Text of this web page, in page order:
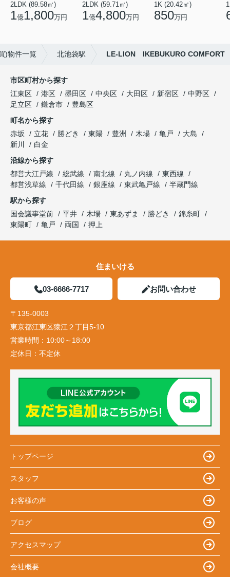
2LDK (89.58㎡)
1億1,800万円
2LDK (59.71㎡)
1億4,800万円
1K (20.42㎡)
850万円
)物件一覧 北池袋駅 LE-LION IKEBUKURO COMFORT
市区町村から探す
江東区
港区 墨田区 中央区 大田区 新宿区
中野区
足立区
鎌倉市
豊島区
町名から探す
赤坂
立花 勝どき 東陽 豊洲 木場 亀戸
大島
新川
白金
沿線から探す
都営大江戸線
総武線 南北線 丸ノ内線
東西線
都営浅草線
千代田線 銀座線 東武亀戸線
半蔵門線
駅から探す
国会議事堂前
平井 木場 東あずま 勝どき
錦糸町
東陽町
亀戸 両国 押上
住まいける
03-6666-7717 お問い合わせ
〒135-0003
東京都江東区猿江２丁目5-10
営業時間： 10:00～18:00
定休日： 不定休
トップページ
スタッフ
お客様の声
ブログ
アクセスマップ
会社概要